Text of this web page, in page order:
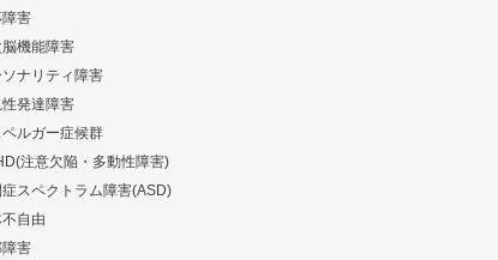
害
機能障害
ナリティ障害
性発達障害
ペルガー症候群
注意欠陥・多動性障害)
症スペクトラム障害(ASD)
自由
障害